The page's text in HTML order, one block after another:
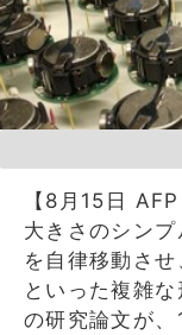
【8月15日
大きさのシン
を自律移動させ
といった複雑
の研究論文が